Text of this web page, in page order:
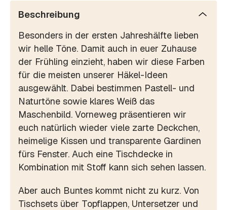
Beschreibung
Besonders in der ersten Jahreshälfte lieben
wir helle Töne. Damit auch in euer Zuhause
der Frühling einzieht, haben wir diese Farben
für die meisten unserer Häkel-Ideen
ausgewählt. Dabei bestimmen Pastell- und
Naturtöne sowie klares Weiß das
Maschenbild. Vorneweg präsentieren wir
euch natürlich wieder viele zarte Deckchen,
heimelige Kissen und transparente Gardinen
fürs Fenster. Auch eine Tischdecke in
Kombination mit Stoff kann sich sehen lassen.
Aber auch Buntes kommt nicht zu kurz. Von
Tischsets über Topflappen, Untersetzer und